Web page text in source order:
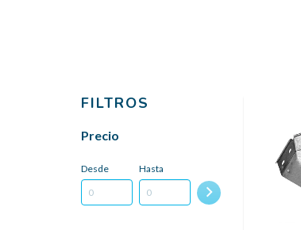
FILTROS
Precio
Desde Hasta